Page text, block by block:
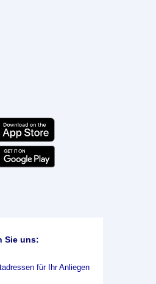
Sie uns:
für Ihr Anliegen